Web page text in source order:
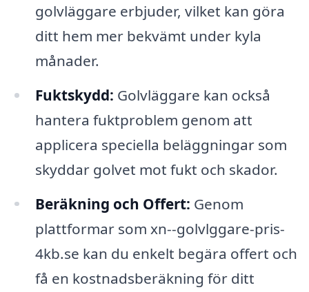
golvläggare erbjuder, vilket kan göra
ditt hem mer bekvämt under kyla
månader.
Fuktskydd: Golvläggare kan också
hantera fuktproblem genom att
applicera speciella beläggningar som
skyddar golvet mot fukt och skador.
Beräkning och Offert: Genom
plattformar som xn--golvlggare-pris-
4kb.se kan du enkelt begära offert och
få en kostnadsberäkning för ditt